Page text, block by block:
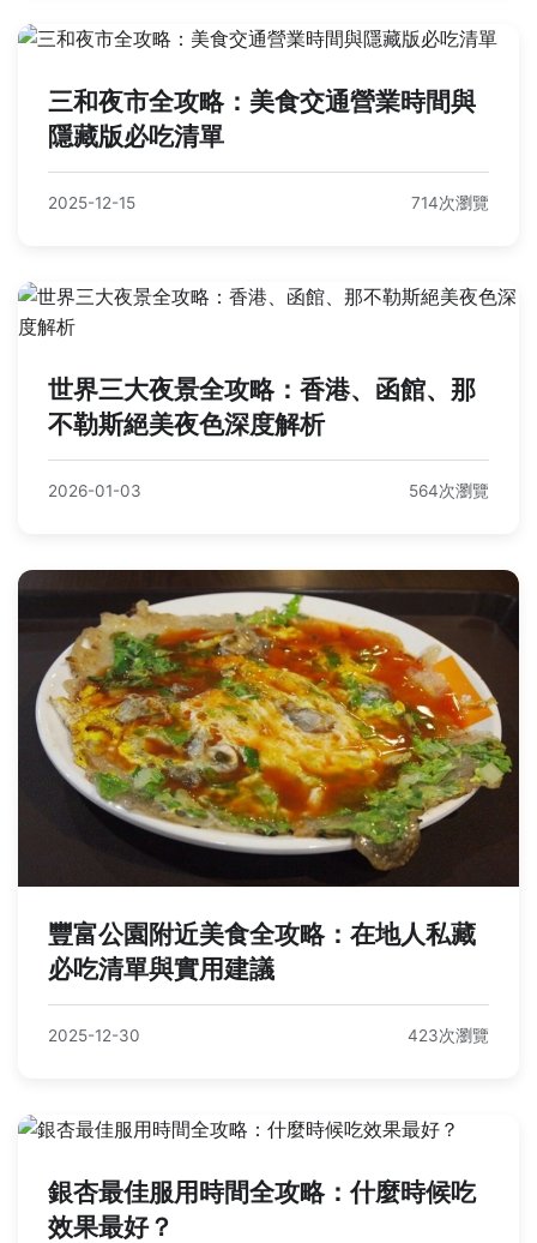
三和夜市全攻略：美食交通營業時間與
隱藏版必吃清單
2025-12-15 714次瀏覽
世界三大夜景全攻略：香港、函館、那
不勒斯絕美夜色深度解析
2026-01-03 564次瀏覽
豐富公園附近美食全攻略：在地人私藏
必吃清單與實用建議
2025-12-30 423次瀏覽
銀杏最佳服用時間全攻略：什麼時候吃
效果最好？